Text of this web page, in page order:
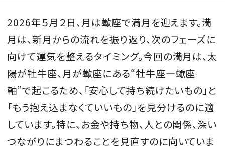
FORTUNE
SDGs
MAGAZINE
会員登録
2026年５月２日、月は蠍座で満月を迎えます。満
月は、新月からの流れを振り返り、次のフェーズに
向けて運気を整えるタイミング。今回の満月は、太
陽が牡牛座、月が蠍座にある“牡牛座―蠍座
軸”で起こるため、「安心して持ち続けたいもの」と
「もう抱え込まなくていいもの」を見分けるのに適
しています。特に、お金や持ち物、人との関係、深い
つながりにまつわることを見直すのに向いていま